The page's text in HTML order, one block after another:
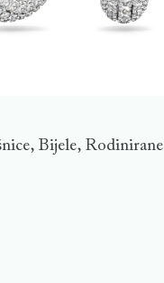
Bijele, Rodinirane